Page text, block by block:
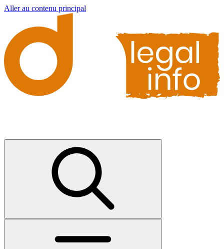
Aller au contenu principal